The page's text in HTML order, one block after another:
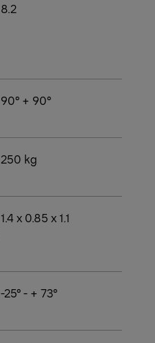
8.2
90° + 90°
250 kg
1.4 x 0.85 x 1.1
-25° - + 73°